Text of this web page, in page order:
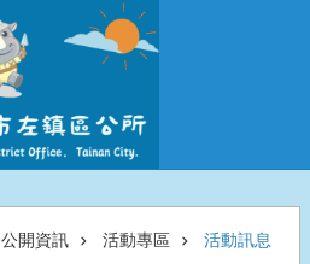
公開資訊 活動專區 活動訊息